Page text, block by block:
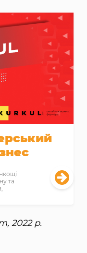
та
2022 р.